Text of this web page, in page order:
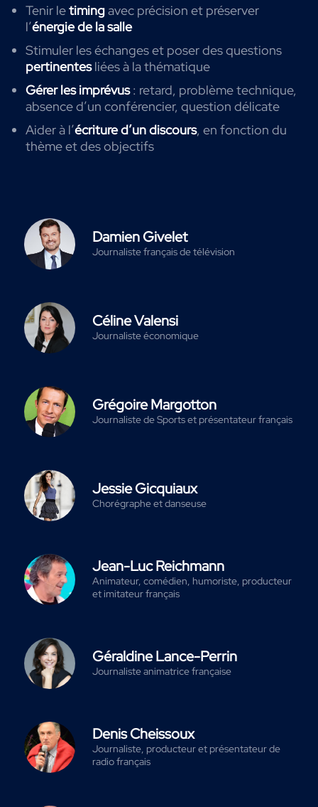
Tenir letimingavec précision et préserver
l’énergie de la salle
Stimuler les échanges et poser des questions
pertinentesliées à la thématique
Gérer les imprévus: retard, problème technique,
absence d’un conférencier, question délicate
Aider à l’écriture d’un discours, en fonction du
thème et des objectifs
Damien Givelet
Journaliste français de télévision
Céline Valensi
Journaliste économique
Grégoire Margotton
Journaliste de Sports et présentateur français
Jessie Gicquiaux
Chorégraphe et danseuse
Jean-Luc Reichmann
Animateur, comédien, humoriste, producteur
et imitateur français
Géraldine Lance-Perrin
Journaliste animatrice française
Denis Cheissoux
Journaliste, producteur et présentateur de
radio français